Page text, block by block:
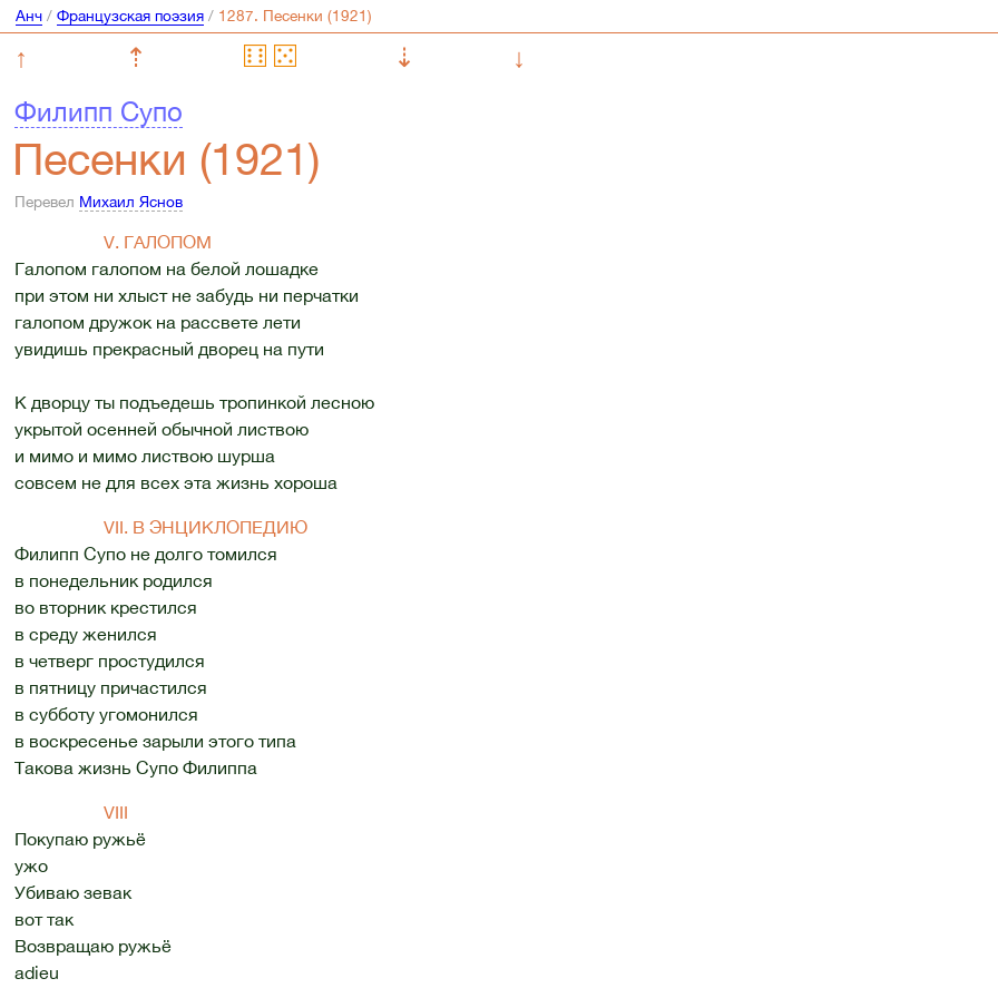
Анч/ Французская поэзия/
↑ ⇡ ⇣
↓
Филипп Супо
Песенки (1921)
Перевел Михаил Яснов
V. ГАЛОПОМ
Галопом галопом на белой лошадке
при этом ни хлыст не забудь ни перчатки
галопом дружок на рассвете лети
увидишь прекрасный дворец на пути
К дворцу ты подъедешь тропинкой лесною
укрытой осенней обычной листвою
и мимо и мимо листвою шурша
совсем не для всех эта жизнь хороша
VII. В ЭНЦИКЛОПЕДИЮ
Филипп Супо не долго томился
в понедельник родился
во вторник крестился
в среду женился
в четверг простудился
в пятницу причастился
в субботу угомонился
в воскресенье зарыли этого типа
Такова жизнь Супо Филиппа
VIII
Покупаю ружьё
ужо
Убиваю зевак
вот так
Возвращаю ружьё
adieu